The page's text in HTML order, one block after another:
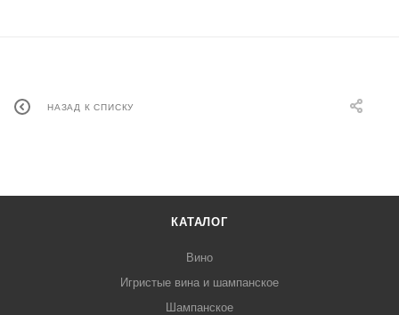
НАЗАД К СПИСКУ
КАТАЛОГ
Вино
Игристые вина и шампанское
Шампанское